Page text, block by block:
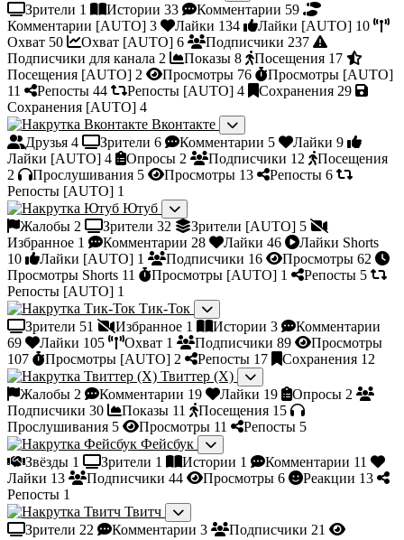
Зрители 1 Истории 33 Комментарии 59
Комментарии [AUTO] 3 Лайки 134 Лайки [AUTO] 10
Охват 50 Охват [AUTO] 6 Подписчики 237
Подписчики для канала 2 Показы 8 Посещения 17
Посещения [AUTO] 2 Просмотры 76
Просмотры [AUTO]
11
Репосты 44 Репосты [AUTO] 4 Сохранения 29
Сохранения [AUTO] 4
Вконтакте
Друзья 4 Зрители 6 Комментарии 5 Лайки 9
Лайки [AUTO] 4 Опросы 2 Подписчики 12
Посещения
2
Прослушивания 5 Просмотры 13 Репосты 6
Репосты [AUTO] 1
Ютуб
Жалобы 2 Зрители 32 Зрители [AUTO] 5
Избранное 1 Комментарии 28 Лайки 46
Лайки Shorts
10
Лайки [AUTO] 1 Подписчики 16 Просмотры 62
Просмотры Shorts 11 Просмотры [AUTO] 1 Репосты 5
Репосты [AUTO] 1
Тик-Ток
Зрители 51 Избранное 1 Истории 3
Комментарии
69
Лайки 105 Охват 1 Подписчики 89
Просмотры
107
Просмотры [AUTO] 2 Репосты 17 Сохранения 12
Твиттер (X)
Жалобы 2 Комментарии 19 Лайки 19 Опросы 2
Подписчики 30 Показы 11 Посещения 15
Прослушивания 5 Просмотры 11 Репосты 5
Фейсбук
Звёзды 1 Зрители 1 Истории 1 Комментарии 11
Лайки 13 Подписчики 44 Просмотры 6 Реакции 13
Репосты 1
Твитч
Зрители 22 Комментарии 3 Подписчики 21